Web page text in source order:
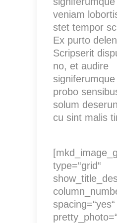
veniam
stet tempor
Ex purto
Scripserit
no, et audire
probo
solum
cu sint malis
type=“grid“
spacing=“yes“